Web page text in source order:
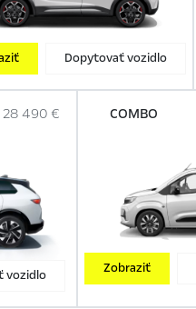
Dopytovať vozidlo
28 490 €
vozidlo
COMBO
Zobraziť